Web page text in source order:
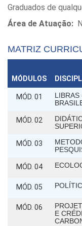
Graduados de
Área de Atuação:
MATRIZ
MÓDULOS
MÓD. 01
LIBRAS
MÓD. 02
MÓD. 03
MÓD. 04
MÓD. 05
MÓD. 06
E